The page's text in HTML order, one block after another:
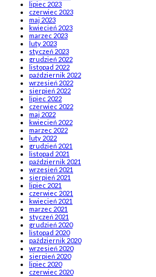
lipiec 2023
czerwiec 2023
maj 2023
kwiecień 2023
marzec 2023
luty 2023
styczeń 2023
grudzień 2022
listopad 2022
październik 2022
wrzesień 2022
sierpień 2022
lipiec 2022
czerwiec 2022
maj 2022
kwiecień 2022
marzec 2022
luty 2022
grudzień 2021
listopad 2021
październik 2021
wrzesień 2021
sierpień 2021
lipiec 2021
czerwiec 2021
kwiecień 2021
marzec 2021
styczeń 2021
grudzień 2020
listopad 2020
październik 2020
wrzesień 2020
sierpień 2020
lipiec 2020
czerwiec 2020